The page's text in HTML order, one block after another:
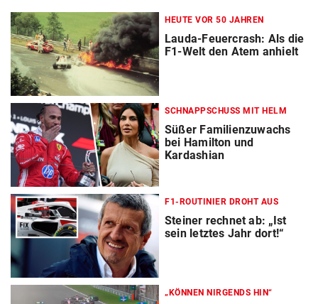
HEUTE VOR 50 JAHREN
Lauda-Feuercrash: Als die
F1-Welt den Atem anhielt
SCHNAPPSCHUSS MIT HELM
Süßer Familienzuwachs
bei Hamilton und
Kardashian
F1-ROUTINIER DROHT AUS
Steiner rechnet ab: „Ist
sein letztes Jahr dort!“
„KÖNNEN NIRGENDS HIN“